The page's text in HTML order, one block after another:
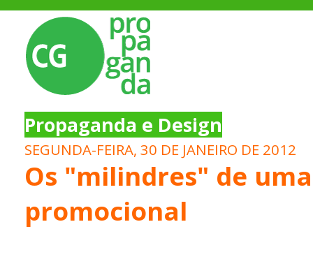
Propaganda e Design
SEGUNDA-FEIRA, 30 DE JANEIRO DE 2012
Os "milindres" de
promocional